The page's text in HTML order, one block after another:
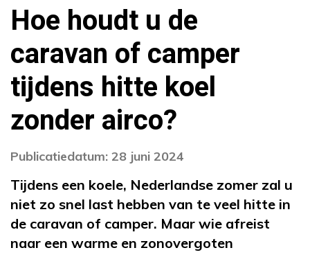
Hoe houdt u de
caravan of camper
tijdens hitte koel
zonder airco?
Publicatiedatum: 28 juni 2024
Tijdens een koele, Nederlandse zomer zal u
niet zo snel last hebben van te veel hitte in
de caravan of camper. Maar wie afreist
naar een warme en zonovergoten